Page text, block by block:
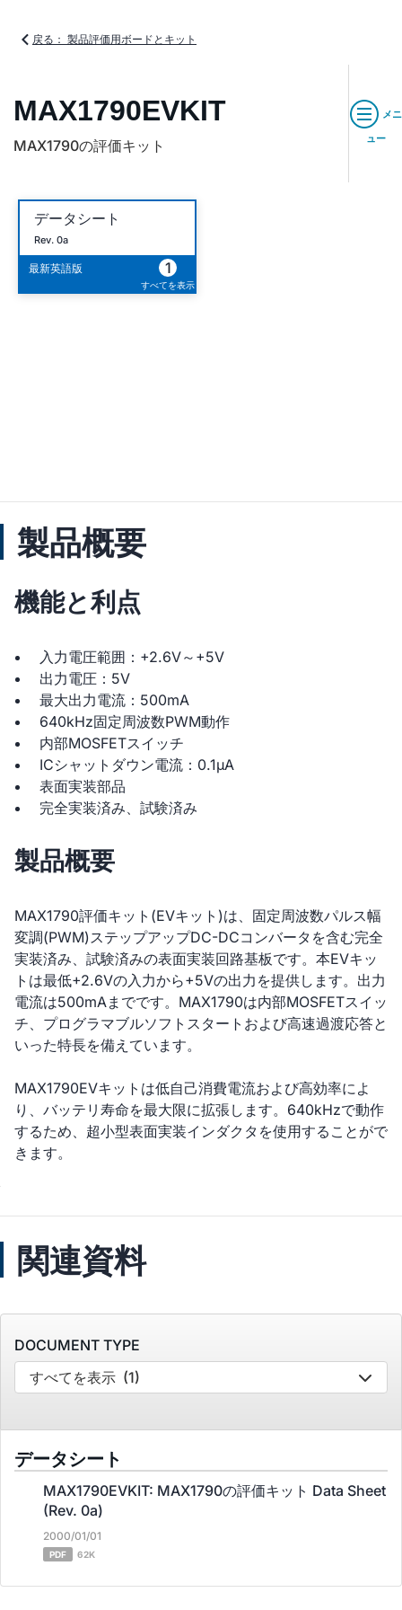
戻る： 製品評価用ボードとキット
MAX1790EVKIT
MAX1790の評価キット
メニ
ュー
データシート
Rev. 0a
最新英語版 1
すべてを表示
製品概要
機能と利点
入力電圧範囲：+2.6V～+5V
出力電圧：5V
最大出力電流：500mA
640kHz固定周波数PWM動作
内部MOSFETスイッチ
ICシャットダウン電流：0.1µA
表面実装部品
完全実装済み、試験済み
製品概要
MAX1790評価キット(EVキット)は、固定周波数パルス幅
変調(PWM)ステップアップDC-DCコンバータを含む完全
実装済み、試験済みの表面実装回路基板です。本EVキッ
トは最低+2.6Vの入力から+5Vの出力を提供します。出力
電流は500mAまでです。MAX1790は内部MOSFETスイッ
チ、プログラマブルソフトスタートおよび高速過渡応答と
いった特長を備えています。
MAX1790EVキットは低自己消費電流および高効率によ
り、バッテリ寿命を最大限に拡張します。640kHzで動作
するため、超小型表面実装インダクタを使用することがで
きます。
関連資料
DOCUMENT TYPE
すべてを表示 (1)
データシート
MAX1790EVKIT: MAX1790の評価キット Data Sheet
(Rev. 0a)
2000/01/01
PDF 62K